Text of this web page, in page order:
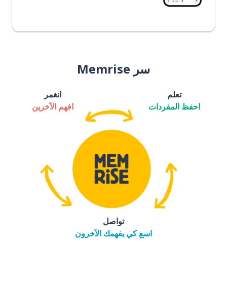
سر Memrise
تعلم
احفظ المفردات
انغمر
افهم الآخرين
تواصل
اسع كي يفهمك الآخرون